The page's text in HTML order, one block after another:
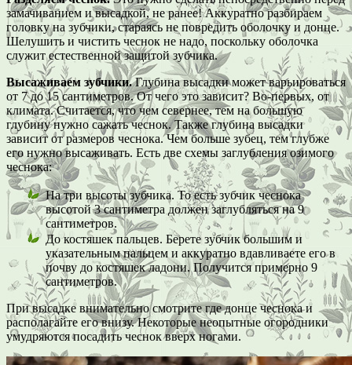
замачиванием и высадкой, не ранее! Аккуратно разбираем
головку на зубчики, стараясь не повредить оболочку и донце.
Шелушить и чистить чеснок не надо, поскольку оболочка
служит естественной защитой зубчика.
Высаживаем зубчики.Глубина высадки может варьироваться
от 7 до 15 сантиметров. От чего это зависит? Во-первых, от
климата. Считается, что чем севернее, тем на большую
глубину нужно сажать чеснок. Также глубина высадки
зависит от размеров чеснока. Чем больше зубец, тем глубже
его нужно высаживать. Есть две схемы заглубления озимого
чеснока:
На три высоты зубчика. То есть зубчик чеснока
высотой 3 сантиметра должен заглубляться на 9
сантиметров.
До костяшек пальцев. Берете зубчик большим и
указательным пальцем и аккуратно вдавливаете его в
почву до костяшек ладони. Получится примерно 9
сантиметров.
При высадке внимательно смотрите где донце чеснока и
располагайте его внизу. Некоторые неопытные огородники
умудряются посадить чеснок вверх ногами.